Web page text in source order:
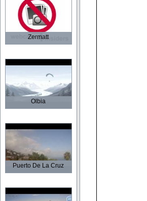
Zermatt
Olbia
Puerto De La Cruz